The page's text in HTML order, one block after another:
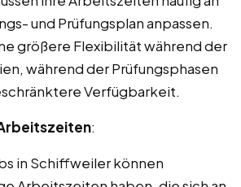
und Prüfungsplan anpassen.
größere Flexibilität während der
während der Prüfungsphasen
Verfügbarkeit.
:
in Schiffweiler können